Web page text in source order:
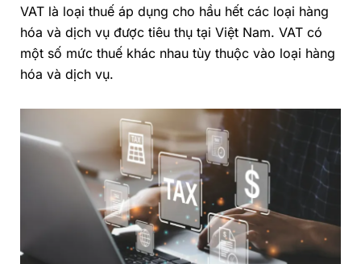
VAT là loại thuế áp dụng cho hầu hết các loại hàng
hóa và dịch vụ được tiêu thụ tại Việt Nam. VAT có
một số mức thuế khác nhau tùy thuộc vào loại hàng
hóa và dịch vụ.